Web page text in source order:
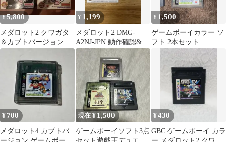
¥5,800
メダロット2 クワガタ
＆カブトバージョン ゲ
ームボーイカラー 初
回限定版
¥ 1,199
メダロット2 DMG-
A2NJ-JPN 動作確認&内
部電池交換済み
¥ 1,500
ゲームボーイカラー ソ
フト 2本セット
¥ 700
メダロット4 カブトバ
現在 ¥ 1,500
ゲームボーイソフト3点
¥430
GBC ゲームボーイ カラ